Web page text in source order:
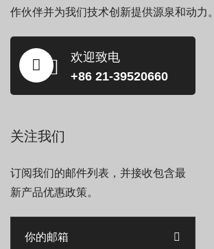
作伙伴并为我们技术创新提供源泉和动力。
欢迎致电
+86 21-39520660
关注我们
订阅我们的邮件列表，并接收包含最
新产品优惠政策。